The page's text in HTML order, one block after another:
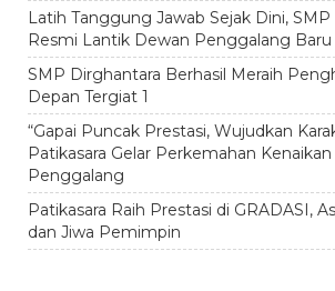
Latih Tanggung Jawab Sejak Dini,
Resmi Lantik Dewan Penggalang Baru
SMP Dirghantara Berhasil Meraih
Depan Tergiat 1
“Gapai Puncak Prestasi, Wujudkan
Patikasara Gelar Perkemahan
Penggalang
Patikasara Raih Prestasi di GRADASI,
dan Jiwa Pemimpin